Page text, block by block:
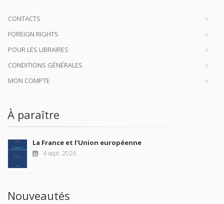
CONTACTS
FOREIGN RIGHTS
POUR LES LIBRAIRES
CONDITIONS GÉNÉRALES
MON COMPTE
À paraître
La France et l'Union européenne
4 sept. 2026
Nouveautés